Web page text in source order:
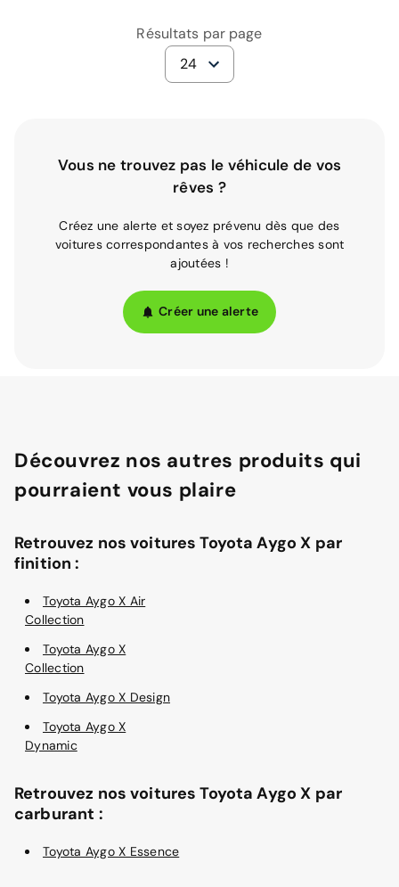
Résultats par page
24
Vous ne trouvez pas le véhicule de vos
rêves ?
Créez une alerte et soyez prévenu dès que des
voitures correspondantes à vos recherches sont
ajoutées !
Créer une alerte
Découvrez nos autres produits qui
pourraient vous plaire
Retrouvez nos voitures Toyota Aygo X par
finition :
Toyota Aygo X Air
Collection
Toyota Aygo X
Collection
Toyota Aygo X Design
Toyota Aygo X
Dynamic
Retrouvez nos voitures Toyota Aygo X par
carburant :
Toyota Aygo X Essence